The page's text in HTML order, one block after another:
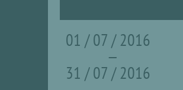
01 / 07 / 2016
—
31 / 07 / 2016